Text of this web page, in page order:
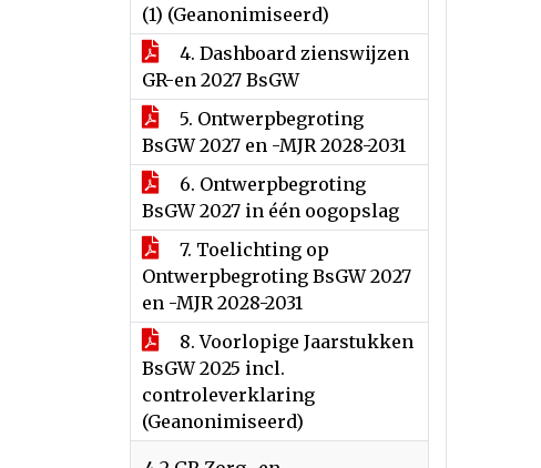
(1) (Geanonimiseerd)
4. Dashboard zienswijzen
GR-en 2027 BsGW
5. Ontwerpbegroting
BsGW 2027 en -MJR 2028-2031
6. Ontwerpbegroting
BsGW 2027 in één oogopslag
7. Toelichting op
Ontwerpbegroting BsGW 2027
en -MJR 2028-2031
8. Voorlopige Jaarstukken
BsGW 2025 incl.
controleverklaring
(Geanonimiseerd)